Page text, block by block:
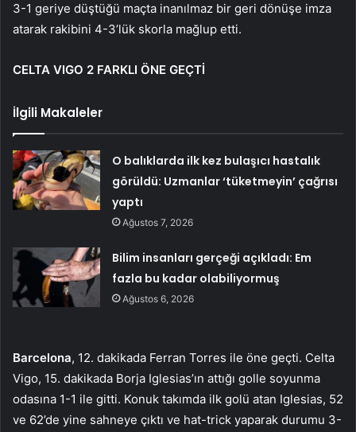
3-1 geriye düştüğü maçta inanılmaz bir geri dönüşe imza
atarak rakibini 4-3’lük skorla mağlup etti.
CELTA VIGO 2 FARKLI ÖNE GEÇTİ
İlgili Makaleler
O balıklarda ilk kez bulaşıcı hastalık
görüldü: Uzmanlar ‘tüketmeyin’ çağrısı
yaptı
Ağustos 7, 2026
Bilim insanları gerçeği açıkladı: Em
fazla bu kadar olabiliyormuş
Ağustos 6, 2026
Barcelona, 12. dakikada Ferran Torres ile öne geçti. Celta
Vigo, 15. dakikada Borja Iglesias’ın attığı golle soyunma
odasına 1-1 ile gitti. Konuk takımda ilk golü atan Iglesias, 52
ve 62’de yine sahneye çıktı ve hat-trick yaparak durumu 3-